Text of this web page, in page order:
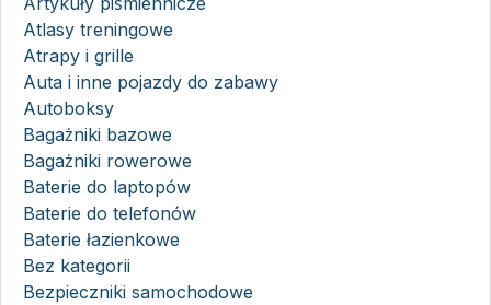
Atlasy treningowe
Atrapy i grille
Auta i inne pojazdy do zabawy
Autoboksy
Bagażniki bazowe
Bagażniki rowerowe
Baterie do laptopów
Baterie do telefonów
Baterie łazienkowe
Bez kategorii
Bezpieczniki samochodowe